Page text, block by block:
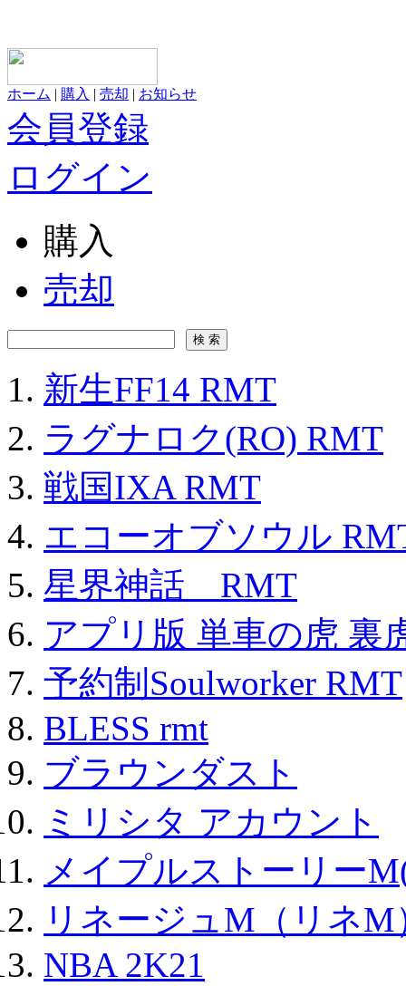
ホーム | 購入 | 売却 | お知らせ
会員登録
ログイン
購入
売却
新生FF14 RMT
ラグナロク(RO) RMT
戦国IXA RMT
エコーオブソウル
星界神話 RMT
アプリ版 単車の虎 裏
予約制Soulworker RMT
BLESS rmt
ブラウンダスト
ミリシタ アカウント
メイプルストーリー
リネージュM（リネM
NBA 2K21